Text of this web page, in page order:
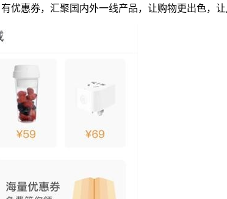
优惠券，汇聚国内外一线产品，让购物更出色，让